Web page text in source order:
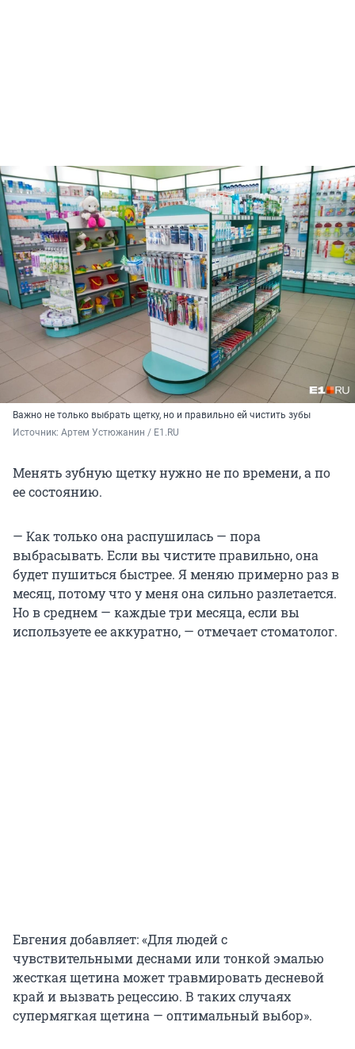
Важно не только выбрать щетку, но и правильно ей чистить зубы
Источник: Артем Устюжанин / E1.RU
Менять зубную щетку нужно не по времени, а по
ее состоянию.
— Как только она распушилась — пора
выбрасывать. Если вы чистите правильно, она
будет пушиться быстрее. Я меняю примерно раз в
месяц, потому что у меня она сильно разлетается.
Но в среднем — каждые три месяца, если вы
используете ее аккуратно, — отмечает стоматолог.
Евгения добавляет: «Для людей с
чувствительными деснами или тонкой эмалью
жесткая щетина может травмировать десневой
край и вызвать рецессию. В таких случаях
супермягкая щетина — оптимальный выбор».